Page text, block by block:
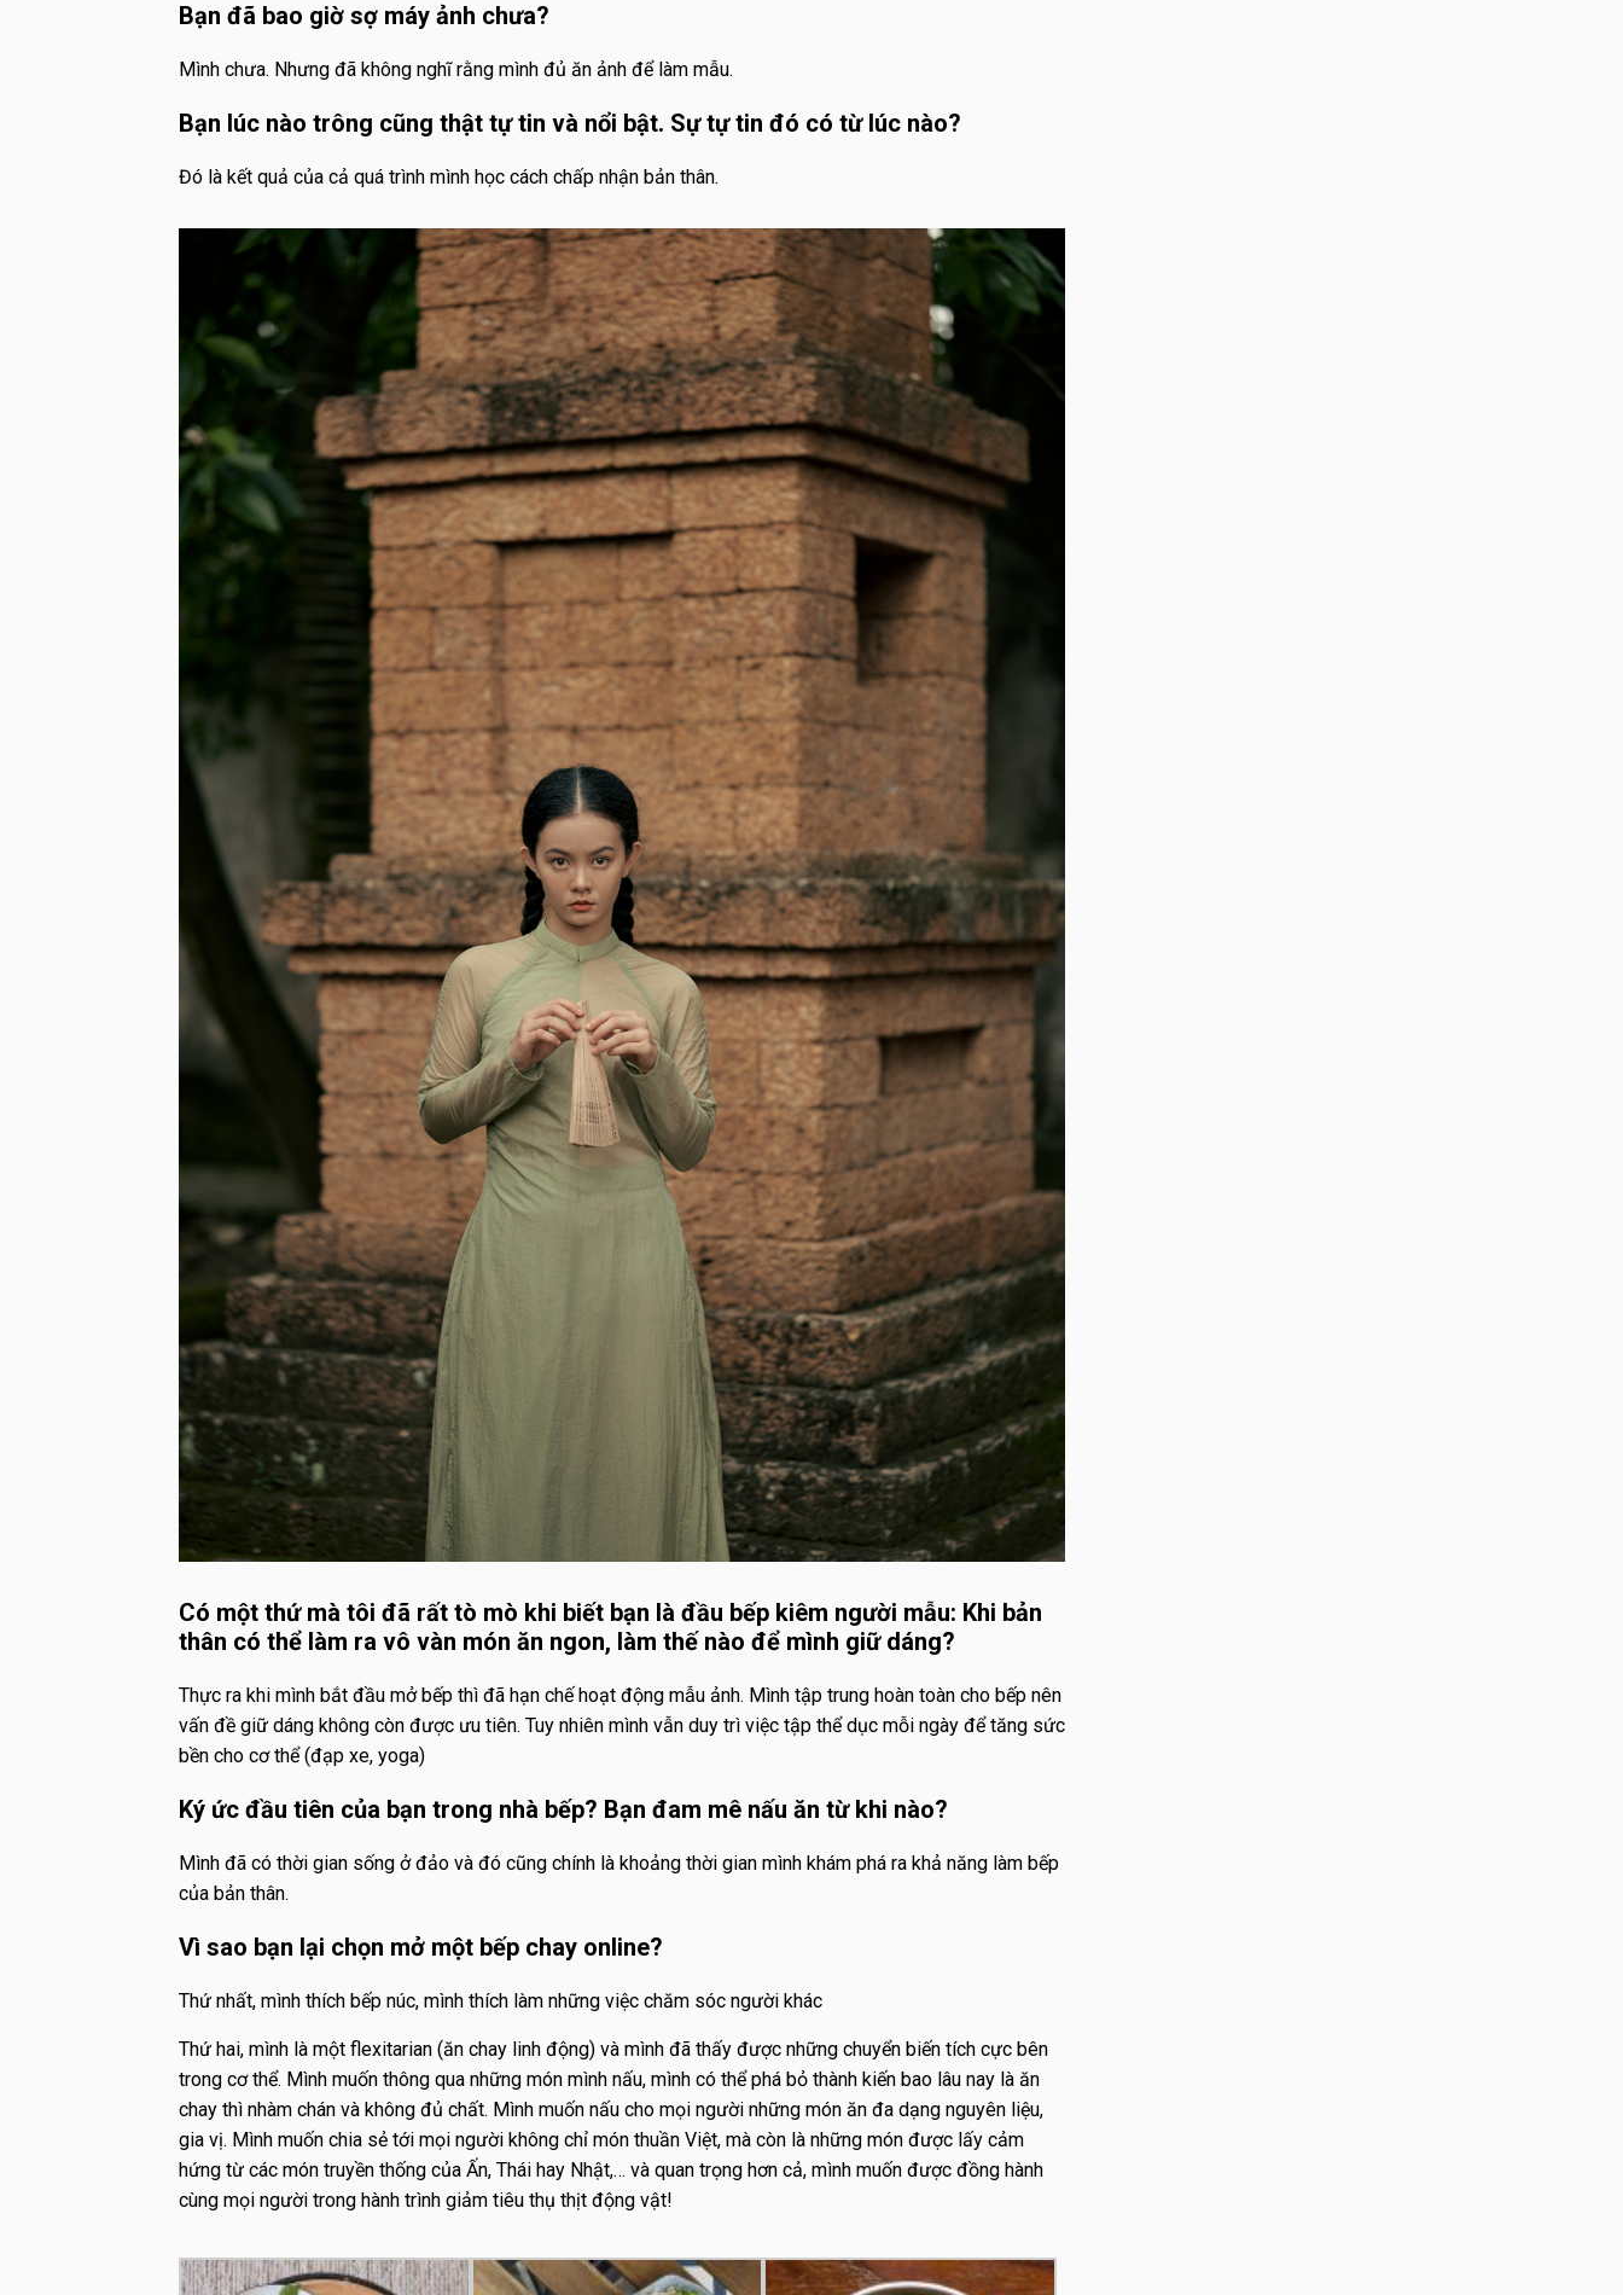
Bạn đã bao giờ sợ máy ảnh chưa?
Mình chưa. Nhưng đã không nghĩ rằng mình đủ ăn ảnh để làm mẫu.
Bạn lúc nào trông cũng thật tự tin và nổi bật. Sự tự tin đó có từ lúc nào?
Đó là kết quả của cả quá trình mình học cách chấp nhận bản thân.
Có một thứ mà tôi đã rất tò mò khi biết bạn là đầu bếp kiêm người mẫu: Khi bản
thân có thể làm ra vô vàn món ăn ngon, làm thế nào để mình giữ dáng?
Thực ra khi mình bắt đầu mở bếp thì đã hạn chế hoạt động mẫu ảnh. Mình tập trung hoàn toàn cho bếp nên
vấn đề giữ dáng không còn được ưu tiên. Tuy nhiên mình vẫn duy trì việc tập thể dục mỗi ngày để tăng sức
bền cho cơ thể (đạp xe, yoga)
Ký ức đầu tiên của bạn trong nhà bếp? Bạn đam mê nấu ăn từ khi nào?
Mình đã có thời gian sống ở đảo và đó cũng chính là khoảng thời gian mình khám phá ra khả năng làm bếp
của bản thân.
Vì sao bạn lại chọn mở một bếp chay online?
Thứ nhất, mình thích bếp núc, mình thích làm những việc chăm sóc người khác
Thứ hai, mình là một flexitarian (ăn chay linh động) và mình đã thấy được những chuyển biến tích cực bên
trong cơ thể. Mình muốn thông qua những món mình nấu, mình có thể phá bỏ thành kiến bao lâu nay là ăn
chay thì nhàm chán và không đủ chất. Mình muốn nấu cho mọi người những món ăn đa dạng nguyên liệu,
gia vị. Mình muốn chia sẻ tới mọi người không chỉ món thuần Việt, mà còn là những món được lấy cảm
hứng từ các món truyền thống của Ấn, Thái hay Nhật,… và quan trọng hơn cả, mình muốn được đồng hành
cùng mọi người trong hành trình giảm tiêu thụ thịt động vật!